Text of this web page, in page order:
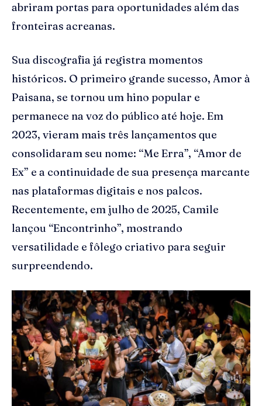
abriram portas para oportunidades além das
fronteiras acreanas.
Sua discografia já registra momentos
históricos. O primeiro grande sucesso, Amor à
Paisana, se tornou um hino popular e
permanece na voz do público até hoje. Em
2023, vieram mais três lançamentos que
consolidaram seu nome: “Me Erra”, “Amor de
Ex” e a continuidade de sua presença marcante
nas plataformas digitais e nos palcos.
Recentemente, em julho de 2025, Camile
lançou “Encontrinho”, mostrando
versatilidade e fôlego criativo para seguir
surpreendendo.